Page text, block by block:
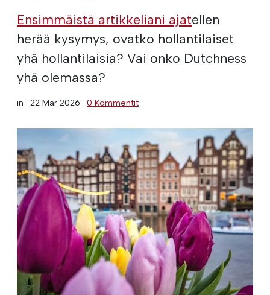
Ensimmäistä artikkeliani ajatellen
herää kysymys, ovatko hollantilaiset
yhä hollantilaisia? Vai onko Dutchness
yhä olemassa?
in · 22 Mar 2026 · 0 Kommentit